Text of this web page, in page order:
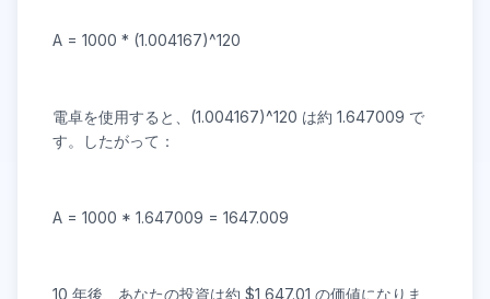
A = 1000 * (1.004167)^120
電卓を使用すると、(1.004167)^120 は約 1.647009 で
す。したがって：
A = 1000 * 1.647009 = 1647.009
10 年後、あなたの投資は約 $1,647.01 の価値になりま